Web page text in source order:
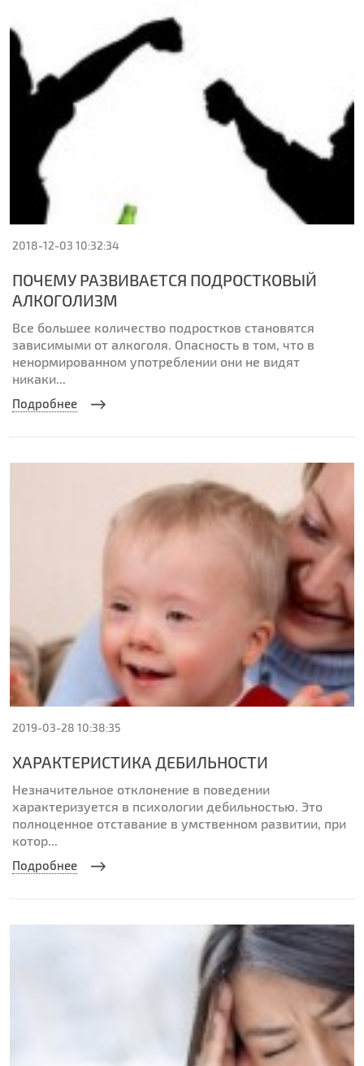
2018-12-03 10:32:34
ПОЧЕМУ РАЗВИВАЕТСЯ ПОДРОСТКОВЫЙ
АЛКОГОЛИЗМ
Все большее количество подростков становятся
зависимыми от алкоголя. Опасность в том, что в
ненормированном употреблении они не видят
никаки...
Подробнее
2019-03-28 10:38:35
ХАРАКТЕРИСТИКА ДЕБИЛЬНОСТИ
Незначительное отклонение в поведении
характеризуется в психологии дебильностью. Это
полноценное отставание в умственном развитии, при
котор...
Подробнее